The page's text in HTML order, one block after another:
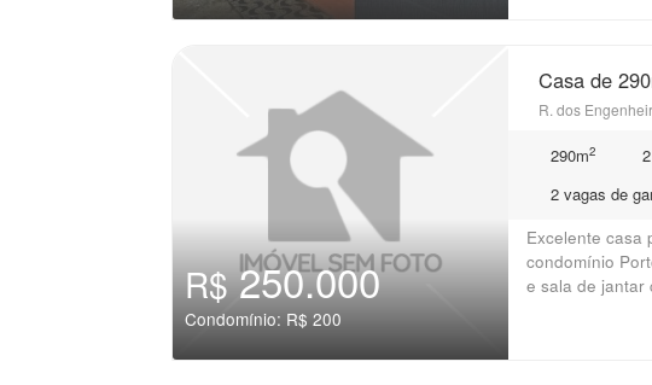
R$250.000
Condomínio: R$ 200
Casa de
R. dos
290m2
2 vagas de
Excelente casa
condomínio
e sala de jantar